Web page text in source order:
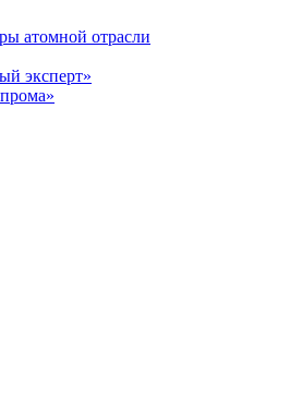
атомной отрасли
эксперт»